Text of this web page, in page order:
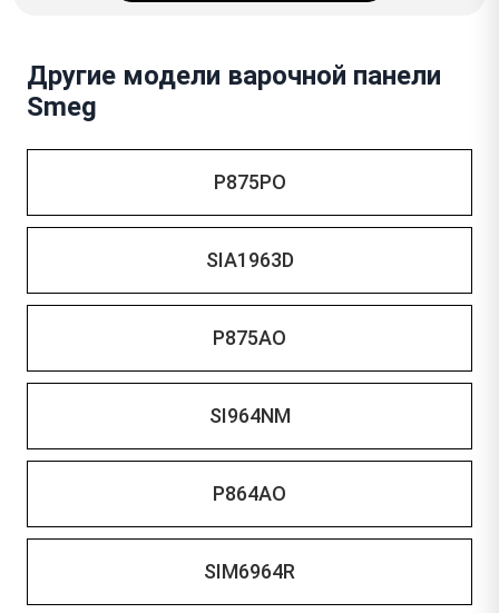
Другие модели варочной панели
Smeg
P875PO
SIA1963D
P875AO
SI964NM
P864AO
SIM6964R